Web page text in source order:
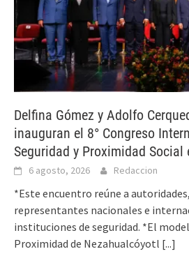
Delfina Gómez y Adolfo
inauguran el 8° Congreso
Seguridad y Proximidad Social
6 agosto, 2026 Redaccion
*Este encuentro reúne a
representantes nacionales e
instituciones de seguridad. *El
Proximidad de Nezahualcóyotl [...]